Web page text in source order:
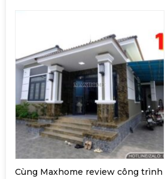
Cùng Maxhome review công